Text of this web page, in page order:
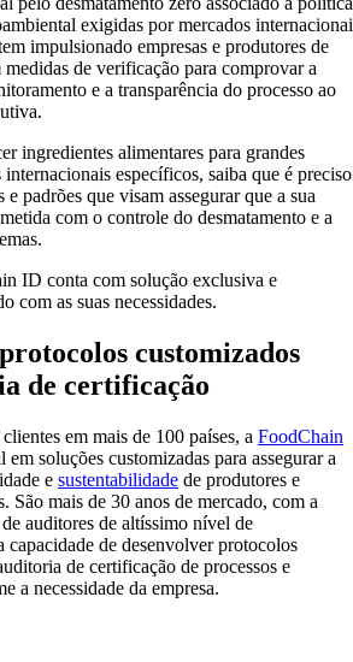
exigidas por mercados
impulsionado empresas e produtores de
medidas de verificação para comprovar a
e a transparência do processo ao
ingredientes alimentares para grandes
internacionais específicos, saiba que é preciso
padrões que visam assegurar que a sua
com o controle do desmatamento e a
ID conta com solução exclusiva e
com as suas necessidades.
customizados
de certificação
em mais de 100 países, a FoodChain
em soluções customizadas para assegurar a
e sustentabilidade de produtores e
São mais de 30 anos de mercado, com a
auditores de altíssimo nível de
capacidade de desenvolver protocolos
de certificação de processos e
a necessidade da empresa.